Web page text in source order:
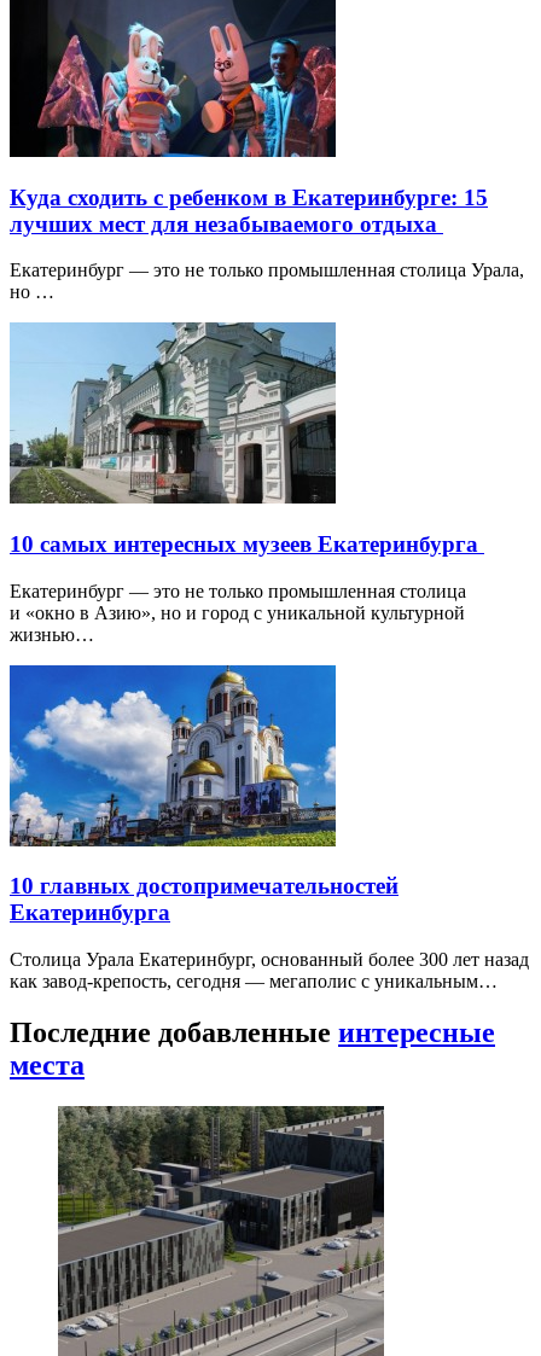
Куда сходить с ребенком в Екатеринбурге: 15
лучших мест для незабываемого отдыха
Екатеринбург — это не только промышленная столица Урала,
но …
10 самых интересных музеев Екатеринбурга
Екатеринбург — это не только промышленная столица
и «окно в Азию», но и город с уникальной культурной
жизнью…
10 главных достопримечательностей
Екатеринбурга
Столица Урала Екатеринбург, основанный более 300 лет назад
как завод-крепость, сегодня — мегаполис с уникальным…
Последние добавленные интересные
места